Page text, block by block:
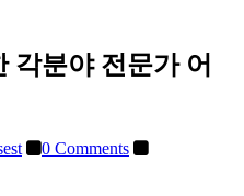
각분야 전문가 어
0 Comments